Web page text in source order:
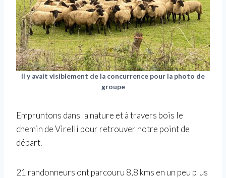
Il y avait visiblement de la concurrence pour la photo de
groupe
Empruntons dans la nature et à travers bois le
chemin de Virelli pour retrouver notre point de
départ.
21 randonneurs ont parcouru 8,8 kms en un peu plus